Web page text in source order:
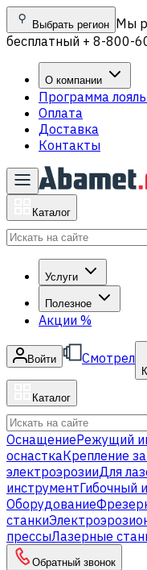
Выбрать регион Мы
бесплатный + 8-800-
О компании
Программа
Оплата
Доставка
Контакты
Каталог
Услуги
Полезное
Акции %
Войти Смотрел
Каталог
ОснащениеРежущий
оснасткаКрепление
электроэрозииДля
инструментГибочный
Оборудование
станки
прессыЛазерные
Обратный звонок